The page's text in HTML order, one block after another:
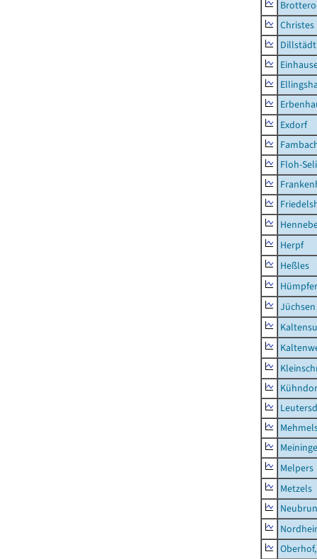
Christes
Dillstädt
Exdorf
Floh-
Herpf
Heßles
Jüchsen
Melpers
Metzels